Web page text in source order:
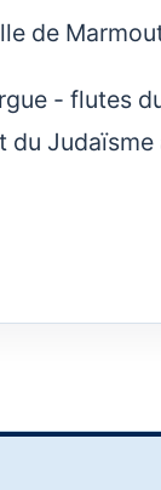
de
- flutes
du Judaïsme